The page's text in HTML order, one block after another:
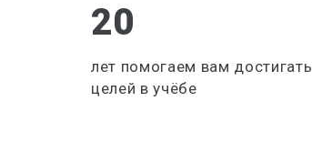
20
лет помогаем вам достигать
целей в учёбе